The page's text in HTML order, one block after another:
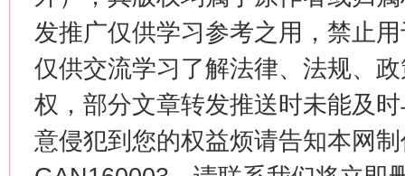
发推广仅供学习参考之用，禁止
仅供交流学习了解法律、法规、
权，部分文章转发推送时未能及
意侵犯到您的权益烦请告知本网